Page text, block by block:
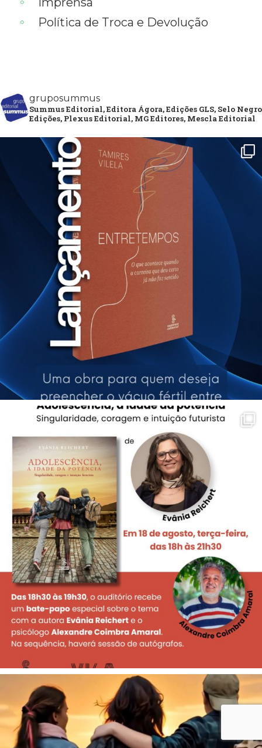
Política de Troca e Devolução
gruposummus
Summus Editorial, Editora Ágora, Edições GLS, Selo Negro
Edições, Plexus Editorial, MG Editores, Mescla Editorial